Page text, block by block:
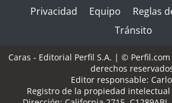
Privacidad
Equipo
Reglas
Tránsito
Caras - Editorial Perfil S.A. | © Perfil.com
derechos
Editor responsable:
Registro de la propiedad